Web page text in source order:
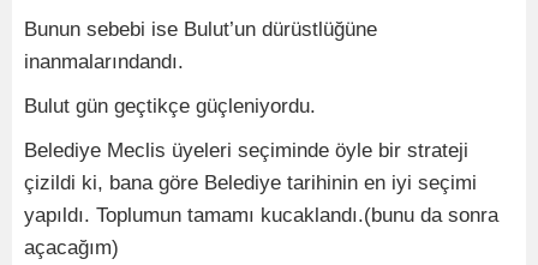
Bunun sebebi ise Bulut’un dürüstlüğüne
inanmalarındandı.
Bulut gün geçtikçe güçleniyordu.
Belediye Meclis üyeleri seçiminde öyle bir strateji
çizildi ki, bana göre Belediye tarihinin en iyi seçimi
yapıldı. Toplumun tamamı kucaklandı.(bunu da sonra
açacağım)